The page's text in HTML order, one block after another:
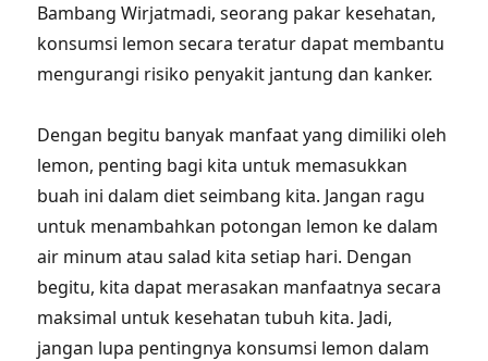
Bambang Wirjatmadi, seorang pakar kesehatan,
konsumsi lemon secara teratur dapat membantu
mengurangi risiko penyakit jantung dan kanker.
Dengan begitu banyak manfaat yang dimiliki oleh
lemon, penting bagi kita untuk memasukkan
buah ini dalam diet seimbang kita. Jangan ragu
untuk menambahkan potongan lemon ke dalam
air minum atau salad kita setiap hari. Dengan
begitu, kita dapat merasakan manfaatnya secara
maksimal untuk kesehatan tubuh kita. Jadi,
jangan lupa pentingnya konsumsi lemon dalam